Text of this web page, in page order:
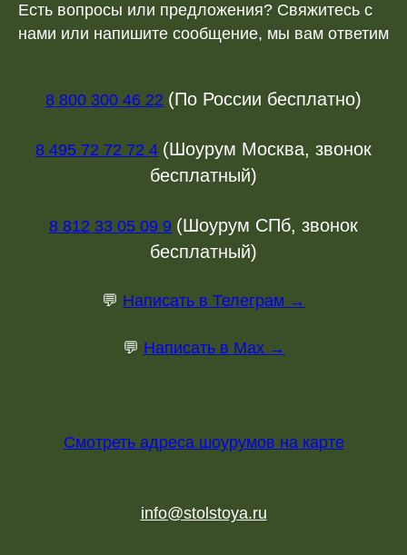
Есть вопросы или предложения? Свяжитесь с
нами или напишите сообщение, мы вам ответим
8 800 300 46 22 (По России бесплатно)
8 495 72 72 72 4 (Шоурум Москва, звонок
бесплатный)
8 812 33 05 09 9 (Шоурум СПб, звонок
бесплатный)
💬 Написать в Телеграм →
💬 Написать в Max →
Смотреть адреса шоурумов на карте
info@stolstoya.ru